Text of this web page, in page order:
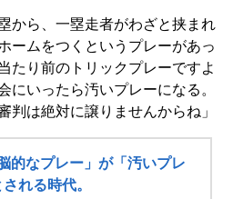
から、一塁走者がわざと挟まれ
ームをつくというプレーがあっ
たり前のトリックプレーですよ
にいったら汚いプレーになる。
判は絶対に譲りませんからね」
的なプレー」が「汚いプレ
れる時代。